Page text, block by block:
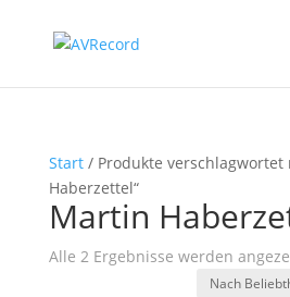
Start/ Produkte verschlagwortet
Haberzettel“
Martin
Alle 2 Ergebnisse werden